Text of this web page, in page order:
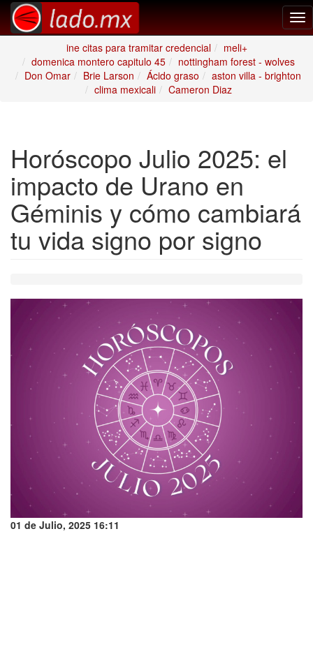
ine citas para tramitar credencial
meli+
domenica montero capitulo 45
nottingham forest - wolves
Don Omar
Brie Larson Ácido graso
aston villa - brighton
clima mexicali
Cameron Diaz
Horóscopo Julio 2025: el
impacto de Urano en
Géminis y cómo cambiará
tu vida signo por signo
01 de Julio, 2025 16:11